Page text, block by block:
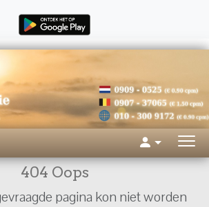
404 Oops
pagina kon niet worden